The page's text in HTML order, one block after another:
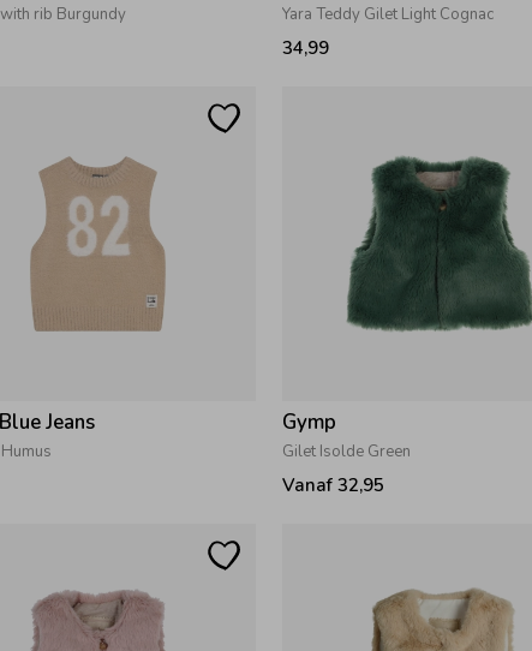
rib Burgundy Yara Teddy Gilet Light Cognac
34,99
Jeans Gymp
Gilet Isolde Green
Vanaf 32,95